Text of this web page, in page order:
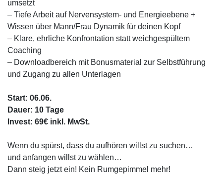
umsetzt
– Tiefe Arbeit auf Nervensystem- und Energieebene +
Wissen über Mann/Frau Dynamik für deinen Kopf
– Klare, ehrliche Konfrontation statt weichgespültem
Coaching
– Downloadbereich mit Bonusmaterial zur Selbstführung
und Zugang zu allen Unterlagen
Start: 06.06.
Dauer: 10 Tage
Invest: 69€ inkl. MwSt.
Wenn du spürst, dass du aufhören willst zu suchen…
und anfangen willst zu wählen…
Dann steig jetzt ein! Kein Rumgepimmel mehr!